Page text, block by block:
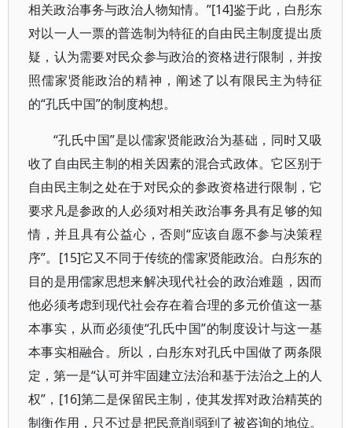
相关政治事务与政治人物知情。”[14]鉴于此，白彤东
对以一人一票的普选制为特征的自由民主制度提出质
疑，认为需要对民众参与政治的资格进行限制，并按
照儒家贤能政治的精神，阐述了以有限民主为特征
的“孔氏中国”的制度构想。
“孔氏中国”是以儒家贤能政治为基础，同时又吸
收了自由民主制的相关因素的混合式政体。它区别于
自由民主制之处在于对民众的参政资格进行限制，它
要求凡是参政的人必须对相关政治事务具有足够的知
情，并且具有公益心，否则“应该自愿不参与决策程
序”。[15]它又不同于传统的儒家贤能政治。白彤东的
目的是用儒家思想来解决现代社会的政治难题，因而
他必须考虑到现代社会存在着合理的多元价值这一基
本事实，从而必须使“孔氏中国”的制度设计与这一基
本事实相融合。所以，白彤东对孔氏中国做了两条限
定，第一是“认可并牢固建立法治和基于法治之上的人
权”，[16]第二是保留民主制，使其发挥对政治精英的
制衡作用，只不过是把民意削弱到了被咨询的地位。